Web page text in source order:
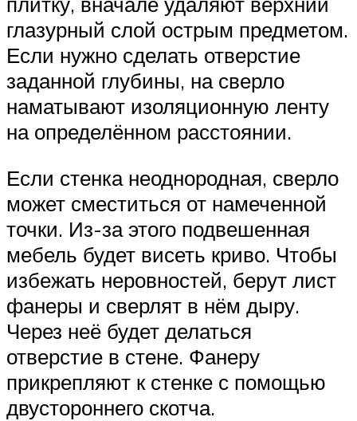
глазурный слой острым предметом.
Если нужно сделать отверстие
заданной глубины, на сверло
наматывают изоляционную ленту
на определённом расстоянии.
Если стенка неоднородная, сверло
может сместиться от намеченной
точки. Из-за этого подвешенная
мебель будет висеть криво. Чтобы
избежать неровностей, берут лист
фанеры и сверлят в нём дыру.
Через неё будет делаться
отверстие в стене. Фанеру
прикрепляют к стенке с помощью
двустороннего скотча.